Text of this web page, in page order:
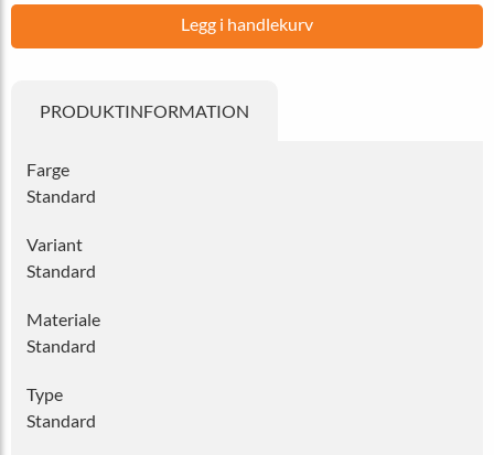
Legg i handlekurv
PRODUKTINFORMATION
Farge
Standard
Variant
Standard
Materiale
Standard
Type
Standard